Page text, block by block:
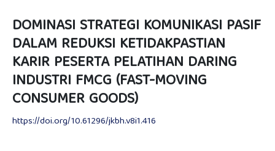
DOMINASI STRATEGI KOMUNIKASI PASIF
DALAM REDUKSI KETIDAKPASTIAN
KARIR PESERTA PELATIHAN DARING
INDUSTRI FMCG (FAST-MOVING
CONSUMER GOODS)
https://doi.org/10.61296/jkbh.v8i1.416